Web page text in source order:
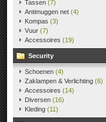
Tassen (7)
Antimuggen net (4)
Kompas (3)
Vuur (7)
Accessoires (19)
Security
Schoenen (4)
Zaklampen & Verlichting (6)
Accessoires (14)
Diversen (16)
Kleding (11)